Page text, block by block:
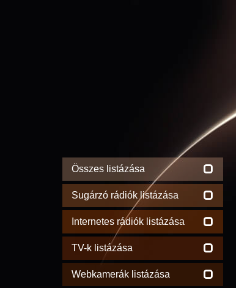
Összes listázása
Sugárzó rádiók listázása
Internetes rádiók listázása
TV-k listázása
Webkamerák listázása